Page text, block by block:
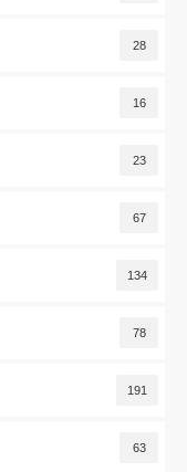
28
16
23
67
134
78
191
63